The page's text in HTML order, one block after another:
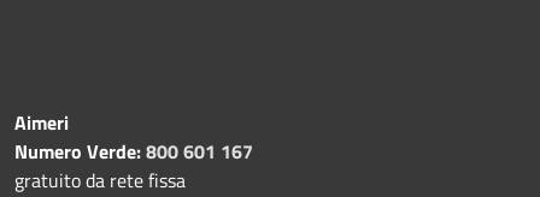
Aimeri
Numero Verde:800 601 167
gratuito da rete fissa